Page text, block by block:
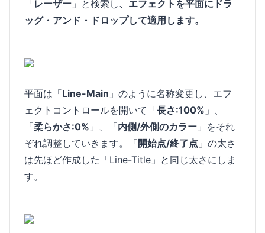
「レーザー 」と検索し、エフェクトを平面にドラ
ッグ・アンド・ドロップして適用します。
平面は「Line-Main 」のように名称変更し、エフ
ェクトコントロールを開いて「長さ:100% 」、
「柔らかさ:0% 」、「内側/外側のカラー 」をそれ
ぞれ調整していきます。「開始点/終了点 」の太さ
は先ほど作成した「Line-Title」と同じ太さにしま
す。